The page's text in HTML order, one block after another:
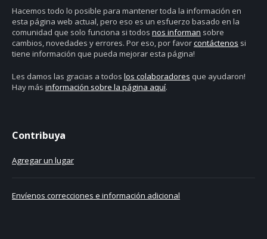
Hacemos todo lo posible para mantener toda la información en
esta página web actual, pero eso es un esfuerzo basado en la
comunidad que solo funciona si todos nos informan sobre
cambios, novedades y errores. Por eso, por favorcontáctenos si
tiene información que pueda mejorar esta página!
Les damos las gracias a todos los colaboradores que ayudaron!
Hay más información sobre la página aquí.
Contribuya
Agregar un lugar
Envíenos correcciones e información adicional